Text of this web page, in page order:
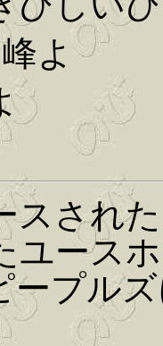
よ
スされ
ユース
ープル